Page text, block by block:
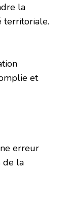
la
territoriale.
et
erreur
de la